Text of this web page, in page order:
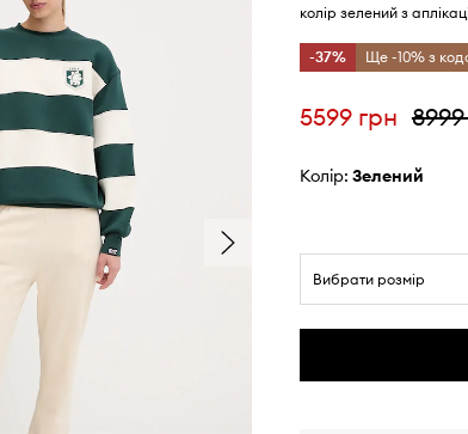
колір зелений з
-37% Ще -10% з
5599 грн
Колір: зелений
Вибрати розмір